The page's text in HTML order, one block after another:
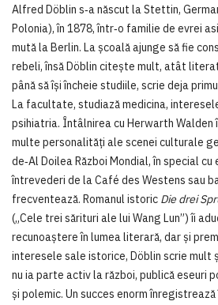
Alfred Döblin s‑a născut la Stettin,
Polonia), în 1878, într‑o familie de evrei
mută la Berlin. La școală ajunge să fie
rebeli, însă Döblin citește mult, atât
până să își încheie studiile, scrie deja
La facultate, studiază medicina,
psihiatria. Întâlnirea cu Herwarth Walden
multe personalități ale scenei culturale
de‑Al Doilea Război Mondial, în special
întrevederi de la Café des Westens sau
frecventează. Romanul istoric Die drei
(„Cele trei sărituri ale lui Wang Lun”) îi
recunoaștere în lumea literară, dar și
interesele sale istorice, Döblin scrie mult
nu ia parte activ la război, publică eseuri
și polemic. Un succes enorm